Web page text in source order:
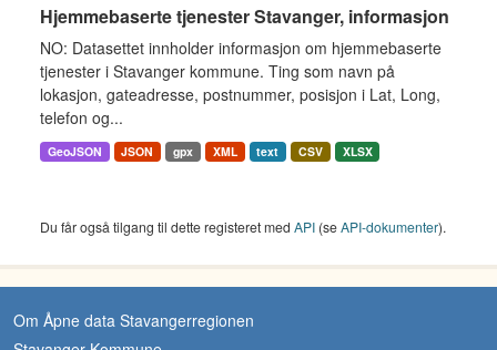
Hjemmebaserte tjenester Stavanger, informasjon
NO: Datasettet innholder informasjon om hjemmebaserte
tjenester i Stavanger kommune. Ting som navn på
lokasjon, gateadresse, postnummer, posisjon i Lat, Long,
telefon og...
GeoJSON JSON gpx XML text CSV XLSX
Du får også tilgang til dette registeret med API (seAPI-dokumenter).
Om Åpne data Stavangerregionen